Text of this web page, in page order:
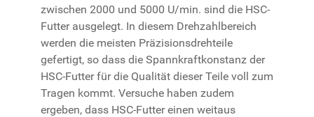
zwischen 2000 und 5000 U/min. sind die HSC-
Futter ausgelegt. In diesem Drehzahlbereich
werden die meisten Präzisionsdrehteile
gefertigt, so dass die Spannkraftkonstanz der
HSC-Futter für die Qualität dieser Teile voll zum
Tragen kommt. Versuche haben zudem
ergeben, dass HSC-Futter einen weitaus